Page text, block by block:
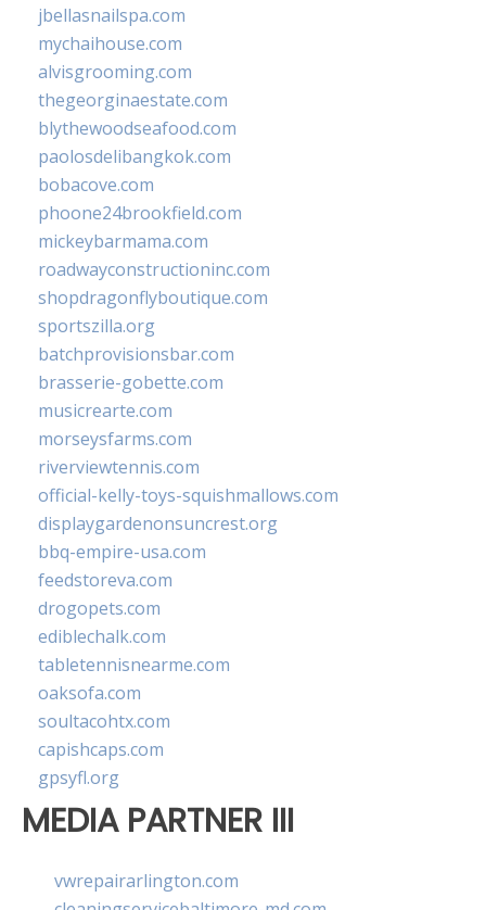
jbellasnailspa.com
mychaihouse.com
alvisgrooming.com
thegeorginaestate.com
blythewoodseafood.com
paolosdelibangkok.com
bobacove.com
phoone24brookfield.com
mickeybarmama.com
roadwayconstructioninc.com
shopdragonflyboutique.com
sportszilla.org
batchprovisionsbar.com
brasserie-gobette.com
musicrearte.com
morseysfarms.com
riverviewtennis.com
official-kelly-toys-squishmallows.com
displaygardenonsuncrest.org
bbq-empire-usa.com
feedstoreva.com
drogopets.com
ediblechalk.com
tabletennisnearme.com
oaksofa.com
soultacohtx.com
capishcaps.com
gpsyfl.org
MEDIA PARTNER III
vwrepairarlington.com